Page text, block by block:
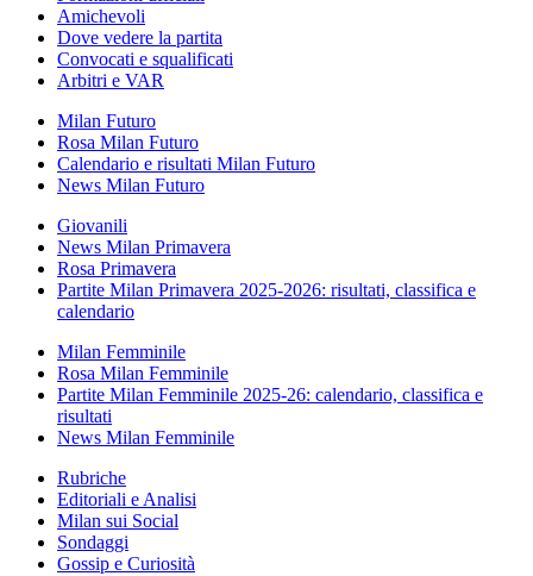
Amichevoli
Dove vedere la partita
Convocati e squalificati
Arbitri e VAR
Milan Futuro
Rosa Milan Futuro
Calendario e risultati Milan Futuro
News Milan Futuro
Giovanili
News Milan Primavera
Rosa Primavera
Partite Milan Primavera 2025-2026: risultati, classifica e
calendario
Milan Femminile
Rosa Milan Femminile
Partite Milan Femminile 2025-26: calendario, classifica e
risultati
News Milan Femminile
Rubriche
Editoriali e Analisi
Milan sui Social
Sondaggi
Gossip e Curiosità